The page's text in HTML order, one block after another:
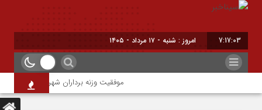
7:17:03 امروز : شنبه - ۱۷ مرداد - ۱۴۰۵
موفقیت وزنه برداران شهرضا در رقابت